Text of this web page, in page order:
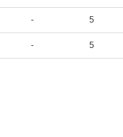
- 5
- 5